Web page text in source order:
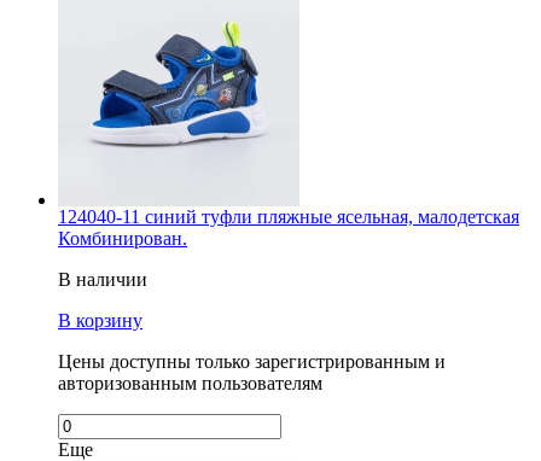
124040-11 синий туфли пляжные ясельная, малодетская
Комбинирован.
В наличии
В корзину
Цены доступны только зарегистрированным и
авторизованным пользователям
Еще